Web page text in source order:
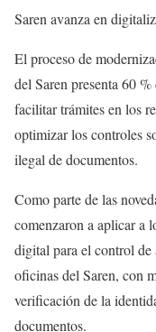
Saren avanza en
El proceso de
del Saren presenta 60
facilitar trámites en los
optimizar los controles
ilegal de documentos.
Como parte de las
comenzaron a aplicar a
digital para el control de
oficinas del Saren, con
verificación de la
documentos.